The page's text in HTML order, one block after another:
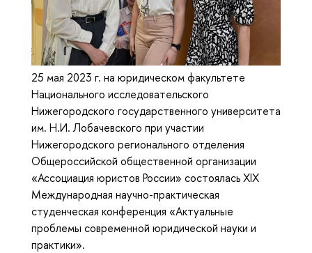
25 мая 2023 г. на юридическом факультете
Национального исследовательского
Нижегородского государственного университета
им. Н.И. Лобачевского при участии
Нижегородского регионального отделения
Общероссийской общественной организации
«Ассоциация юристов России» состоялась XIX
Международная научно-практическая
студенческая конференция «Актуальные
проблемы современной юридической науки и
практики».